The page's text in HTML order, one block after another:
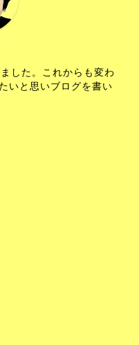
した。これからも変わ
いと思いブログを書い